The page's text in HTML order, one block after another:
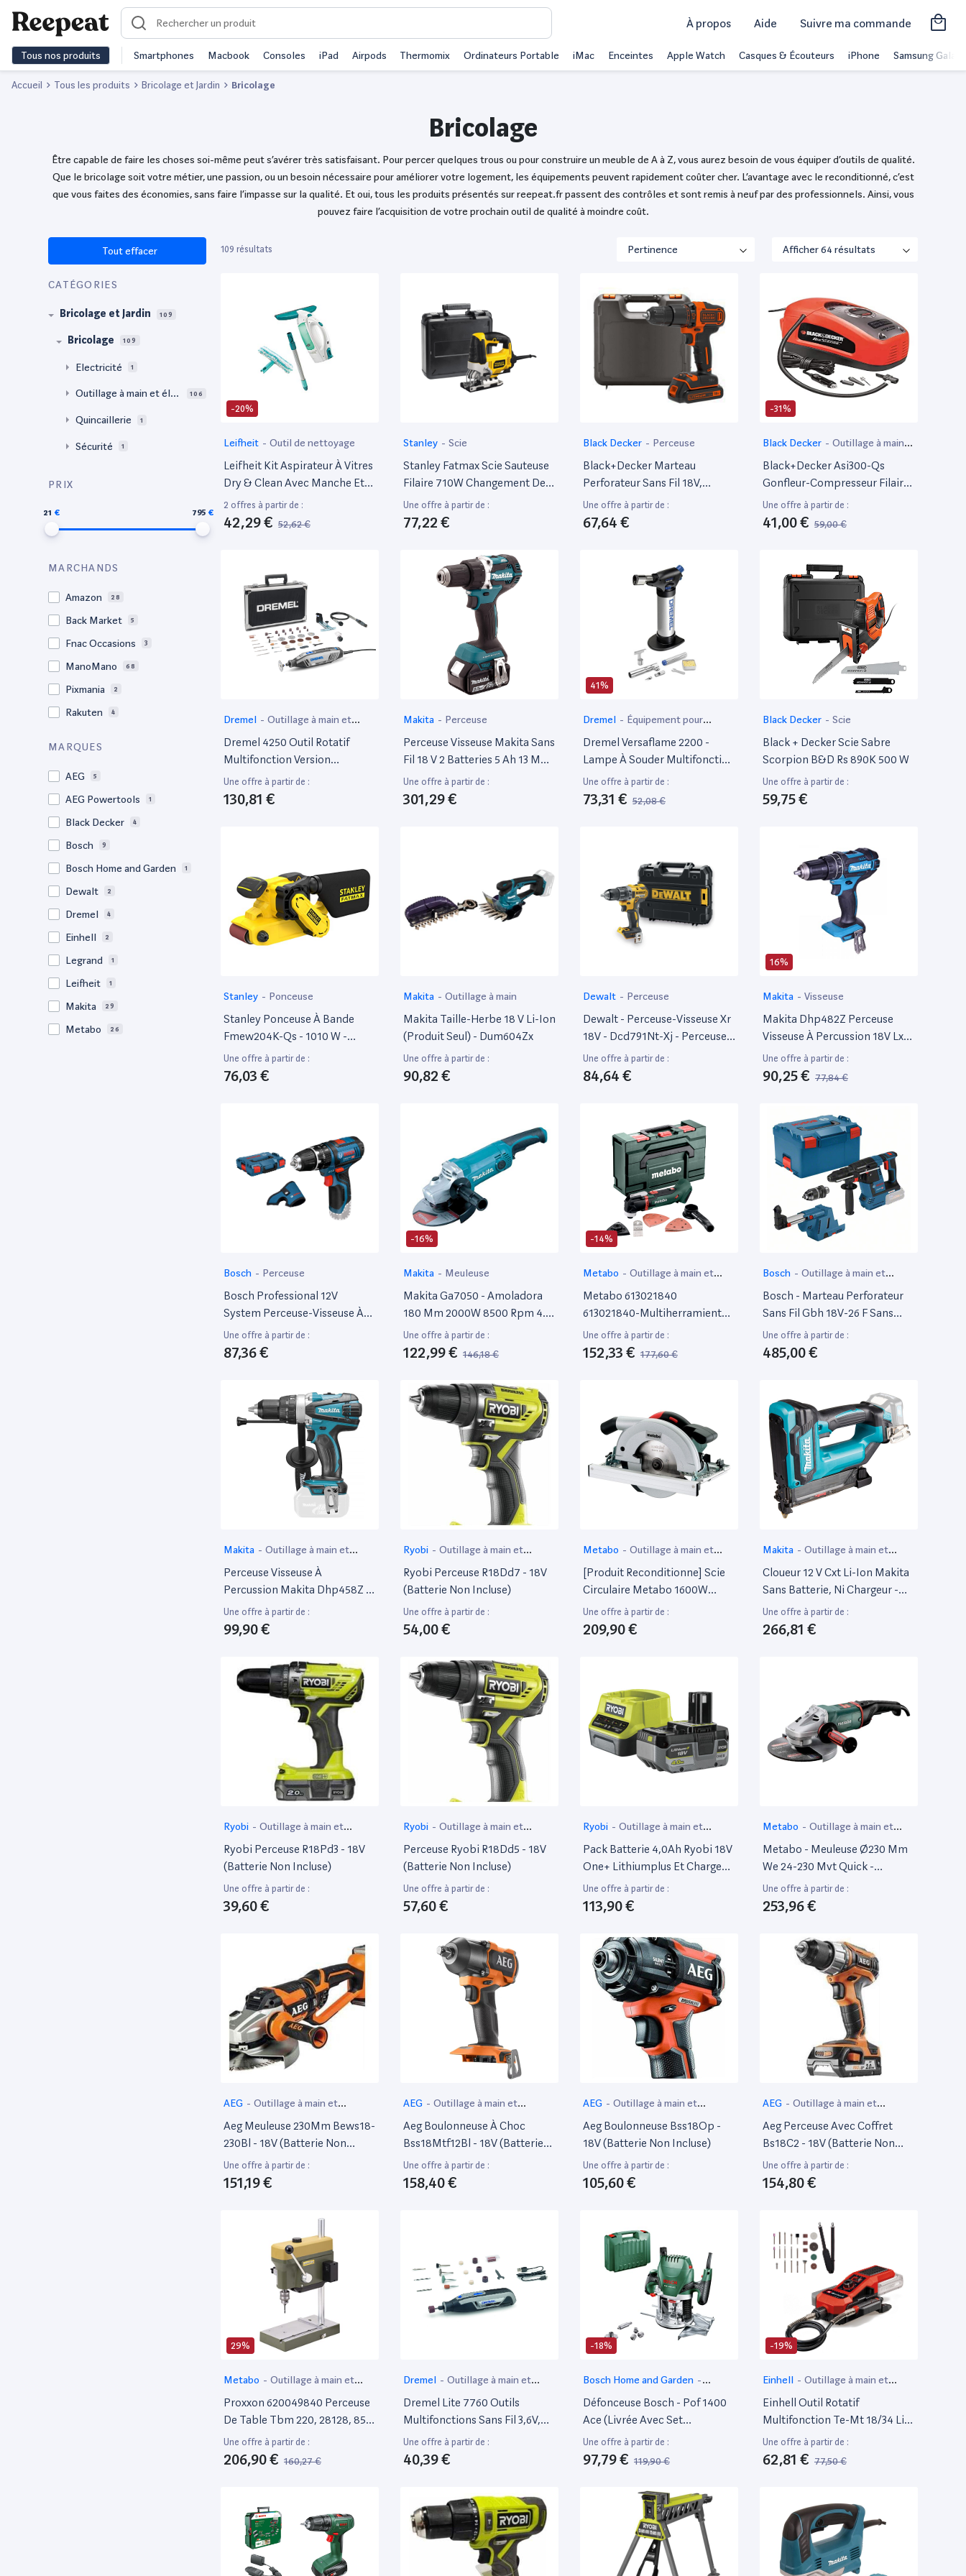
À propos Aide Suivre ma commande
Tous nos produits Smartphones Macbook Consoles iPad Airpods Thermomix Ordinateurs Portable iMac Enceintes Apple Watch Casques & Écouteurs iPhone Samsung Galaxy
Accueil Tous les produits Bricolage et Jardin Bricolage
Bricolage
Être capable de faire les choses soi-même peut s’avérer très satisfaisant. Pour percer quelques trous ou pour construire un meuble de A à Z, vous aurez besoin de vous équiper d’outils de qualité.
Que le bricolage soit votre métier, une passion, ou un besoin nécessaire pour améliorer votre logement, les équipements peuvent rapidement coûter cher. L’avantage avec le reconditionné, c’est
que vous faites des économies, sans faire l’impasse sur la qualité. Et oui, tous les produits présentés sur reepeat.fr passent des contrôles et sont remis à neuf par des professionnels. Ainsi, vous
pouvez faire l’acquisition de votre prochain outil de qualité à moindre coût.
Tout effacer
CATÉGORIES
Bricolage et Jardin 109
Bricolage 109
Electricité 1
Outillage à main et éle
106
Quincaillerie 1
Sécurité 1
PRIX
21 795
MARCHANDS
Amazon 28
Back Market 5
Fnac Occasions 3
ManoMano 68
Pixmania 2
Rakuten 4
MARQUES
AEG 5
AEG Powertools 1
Black Decker 4
Bosch 9
Bosch Home and Garden 1
Dewalt 2
Dremel 4
Einhell 2
Legrand 1
Leifheit 1
Makita 29
Metabo 26
109 résultats
-20%
Leifheit - Outil de nettoyage
Leifheit Kit Aspirateur À Vitres
Dry & Clean Avec Manche Et
Mouilleur, Lave Vitre Sans
Traces, Nettoyeur Vitre Multi
Usages, Aspirateur Portable
2 offres à partir de :
42,29 € 52,62 €
Stanley - Scie
Stanley Fatmax Scie Sauteuse
Filaire 710W Changement De
Lame Sans Outils Attache En U
Ou T Coupe Très Rapide
Poignée Caoutchoutée
Faisceau Led Avec Coffret De
Transport Fme340K-Qs
Une offre à partir de :
77,22 €
Black Decker - Perceuse
Black+Decker Marteau
Perforateur Sans Fil 18V,
Batterie 1.5Ah, Chargeur
400Ma, Mallette, Bdchd18K-
Qw
Une offre à partir de :
67,64 €
-31%
Black Decker - Outillage à main
et électroportatif
Black+Decker Asi300-Qs
Gonfleur-Compresseur Filaire
- 11 Bars - 160 Psi - 220 V Ou
Allume-Cigare 12V - Fourni
Avec 1 Aiguille Et 2 Embouts
Une offre à partir de :
41,00 € 59,00 €
Dremel - Outillage à main et
électroportatif
Dremel 4250 Outil Rotatif
Multifonction Version
Exclusive Amazon 175W 3
Adaptations 45 Acc, Vitesse
Variable 5000-35000 Tr/Min
Une offre à partir de :
130,81 €
Makita - Perceuse
Perceuse Visseuse Makita Sans
Fil 18 V 2 Batteries 5 Ah 13 Mm
Chargeur Et Coffret Mak Pac -
Ddf484Rtj
Une offre à partir de :
301,29 €
41%
Dremel - Équipement pour
soudage
Dremel Versaflame 2200 -
Lampe À Souder Multifonction
Sans-Fil Au Butane Avec 4
Accessoires Pour Soudage,
Brasage, Thermo-Retraction,
Une offre à partir de :
73,31 € 52,08 €
Black Decker - Scie
Black + Decker Scie Sabre
Scorpion B&D Rs 890K 500 W
Une offre à partir de :
59,75 €
Stanley - Ponceuse
Stanley Ponceuse À Bande
Fmew204K-Qs - 1010 W -
Vitesse 390 M/Min - Plateau
533 X 76 Mm - Filaire Et
Compacte - Poncer De
Abrasif - Gamme Fatmax
Une offre à partir de :
76,03 €
Makita - Outillage à main
Makita Taille-Herbe 18 V Li-Ion
(Produit Seul) - Dum604Zx
Une offre à partir de :
90,82 €
Dewalt - Perceuse
Dewalt - Perceuse-Visseuse Xr
18V - Dcd791Nt-Xj - Perceuse
Compact Sans Fil Avec
Mallette Tstak - Mandrin
Métal 13 Mm - 2 Vitesses (0-
15 Réglages De Couple
Une offre à partir de :
84,64 €
16%
Makita - Visseuse
Makita Dhp482Z Perceuse
Visseuse À Percussion 18V Lxt
13 Mm
Une offre à partir de :
90,25 € 77,84 €
Bosch - Perceuse
Bosch Professional 12V
System Perceuse-Visseuse À
Percussion Sans-Fil Gsb 12V-
15 (Avec Étui De Ceinture
Holster, Sans Batterie Ni
Une offre à partir de :
87,36 €
-16%
Makita - Meuleuse
Makita Ga7050 - Amoladora
180 Mm 2000W 8500 Rpm 4.6
Kg Sin Bloqueo Interruptor
Une offre à partir de :
122,99 € 146,18 €
-14%
Metabo - Outillage à main et
électroportatif
Metabo 613021840
613021840-Multiherramienta
A Bateria 18V Ah Li-Ion Mt 18
Ltx-(Inc. Acc.) Con Maletin
Metaloc, 0 W, 18 V, Noir, Vert
Une offre à partir de :
152,33 € 177,60 €
Bosch - Outillage à main et
électroportatif
Bosch - Marteau Perforateur
Sans Fil Gbh 18V-26 F Sans
Batterie Ni Chargeur Gde 18V-
16 En L-Boxx 238
Une offre à partir de :
485,00 €
Makita - Outillage à main et
électroportatif
Perceuse Visseuse À
Percussion Makita Dhp458Z -
18V - Li-Ion - Ø13 Mm - Sans
Batterie, Ni Chargeur
Une offre à partir de :
99,90 €
Ryobi - Outillage à main et
électroportatif
Ryobi Perceuse R18Dd7 - 18V
(Batterie Non Incluse)
Une offre à partir de :
54,00 €
Metabo - Outillage à main et
électroportatif
[Produit Reconditionne] Scie
Circulaire Metabo 1600W
Ø190Mm Kse 68 Plus
Une offre à partir de :
209,90 €
Makita - Outillage à main et
électroportatif
Cloueur 12 V Cxt Li-Ion Makita
Sans Batterie, Ni Chargeur -
Pt354Dz
Une offre à partir de :
266,81 €
Ryobi - Outillage à main et
électroportatif
Ryobi Perceuse R18Pd3 - 18V
(Batterie Non Incluse)
Une offre à partir de :
39,60 €
Ryobi - Outillage à main et
électroportatif
Perceuse Ryobi R18Dd5 - 18V
(Batterie Non Incluse)
Une offre à partir de :
57,60 €
Ryobi - Outillage à main et
électroportatif
Pack Batterie 4,0Ah Ryobi 18V
One+ Lithiumplus Et Chargeur
Rapide 2.0Ah Rc18120-140X
Une offre à partir de :
113,90 €
Metabo - Outillage à main et
électroportatif
Metabo - Meuleuse Ø230 Mm
We 24-230 Mvt Quick -
606470260
Une offre à partir de :
253,96 €
AEG - Outillage à main et
électroportatif
Aeg Meuleuse 230Mm Bews18-
230Bl - 18V (Batterie Non
Incluse)
Une offre à partir de :
151,19 €
AEG - Outillage à main et
électroportatif
Aeg Boulonneuse À Choc
Bss18Mtf12Bl - 18V (Batterie
Non Incluse)
Une offre à partir de :
158,40 €
AEG - Outillage à main et
électroportatif
Aeg Boulonneuse Bss18Op -
18V (Batterie Non Incluse)
Une offre à partir de :
105,60 €
AEG - Outillage à main et
électroportatif
Aeg Perceuse Avec Coffret
Bs18C2 - 18V (Batterie Non
Incluse)
Une offre à partir de :
154,80 €
29%
Metabo - Outillage à main et
électroportatif
Proxxon 620049840 Perceuse
De Table Tbm 220, 28128, 85
W, 230 V, Vert, Jaune, Size
Une offre à partir de :
206,90 € 160,27 €
Dremel - Outillage à main et
électroportatif
Dremel Lite 7760 Outils
Multifonctions Sans Fil 3,6V,
Batterie Li-Ion, 15 Accessoires
Et Plage De Rotation Variable
8000-25000 Tours/Min Pour
Nettoyer, Polir
Une offre à partir de :
40,39 €
-18%
Bosch Home and Garden -
Défonseuse
Défonceuse Bosch - Pof 1400
Ace (Livrée Avec Set
D'Accessoires, Régulation
Électronique Constante,
Réglage De La Profondeur De
Fraisage Et Éclairage)
Une offre à partir de :
97,79 € 119,90 €
-19%
Einhell - Outillage à main et
électroportatif
Einhell Outil Rotatif
Multifonction Te-Mt 18/34 Li
Solo Sans Fil Power-X-Change
(18 V, Tige De 92 Cm Avec
Pointe De Gravure, Avec Kit De
Batterie Ni Chargeur
Une offre à partir de :
62,81 € 77,50 €